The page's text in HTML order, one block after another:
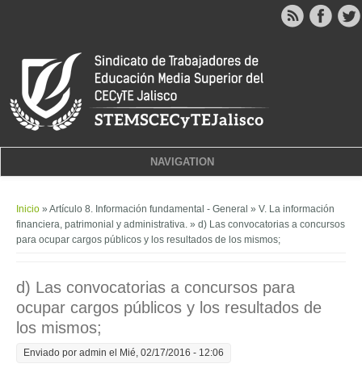
NAVIGATION
Inicio » Artículo 8. Información fundamental - General » V. La información
financiera, patrimonial y administrativa. » d) Las convocatorias a concursos
para ocupar cargos públicos y los resultados de los mismos;
d) Las convocatorias a concursos para
ocupar cargos públicos y los resultados de
los mismos;
Enviado por admin el Mié, 02/17/2016 - 12:06